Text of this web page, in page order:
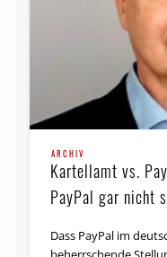
ARCHIV
Kartellamt vs.
PayPal gar nicht
Dass PayPal im